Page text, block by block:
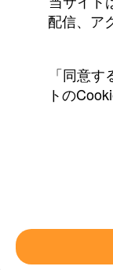
ＮＥＷＳ
飲食店情報